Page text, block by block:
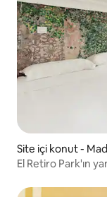
Site içi konut -
El Retiro Park'ın